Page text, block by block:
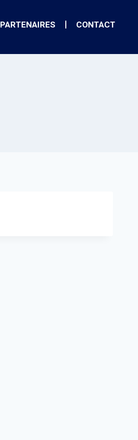
PARTENAIRES CONTACT